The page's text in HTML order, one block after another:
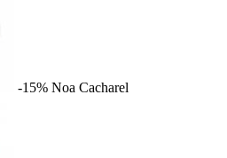
-15% Noa Cacharel